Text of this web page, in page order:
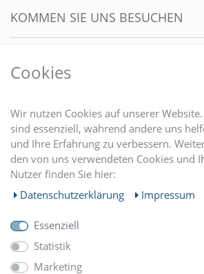
KOMMEN SIE UNS BESUCHEN
EINKAUFEN
MEIN KONTO
UNTERNEHMEN
Cookies
Wir nutzen Cookies auf unserer
sind essenziell, während andere uns
und Ihre Erfahrung zu verbessern.
den von uns verwendeten Cookies und
Nutzer finden Sie hier:
Daten­schutz­erklärung
Impressum
Essenziell
Statistik
Marketing